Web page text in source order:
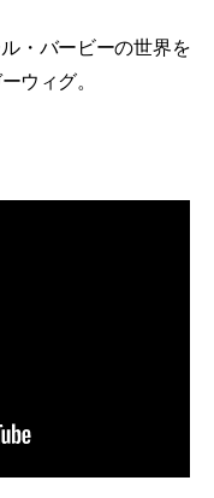
・バービーの世界を
ウィグ。